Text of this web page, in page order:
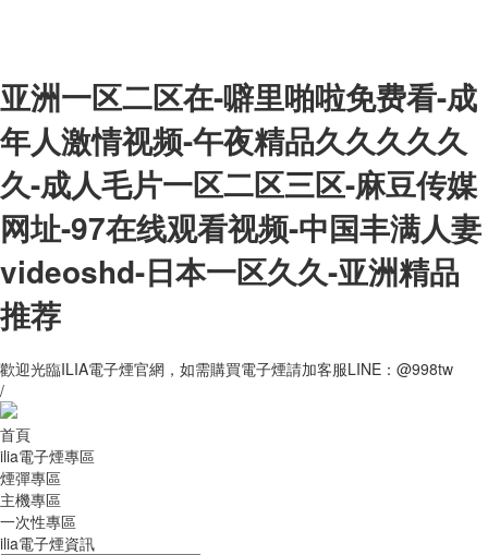
亚洲一区二区在-噼里啪啦免费看-成
年人激情视频-午夜精品久久久久久
久-成人毛片一区二区三区-麻豆传媒
网址-97在线观看视频-中国丰满人妻
videoshd-日本一区久久-亚洲精品
推荐
歡迎光臨ILIA電子煙官網，如需購買電子煙請加客服LINE：@998tw
/
首頁
ilia電子煙專區
煙彈專區
主機專區
一次性專區
ilia電子煙資訊